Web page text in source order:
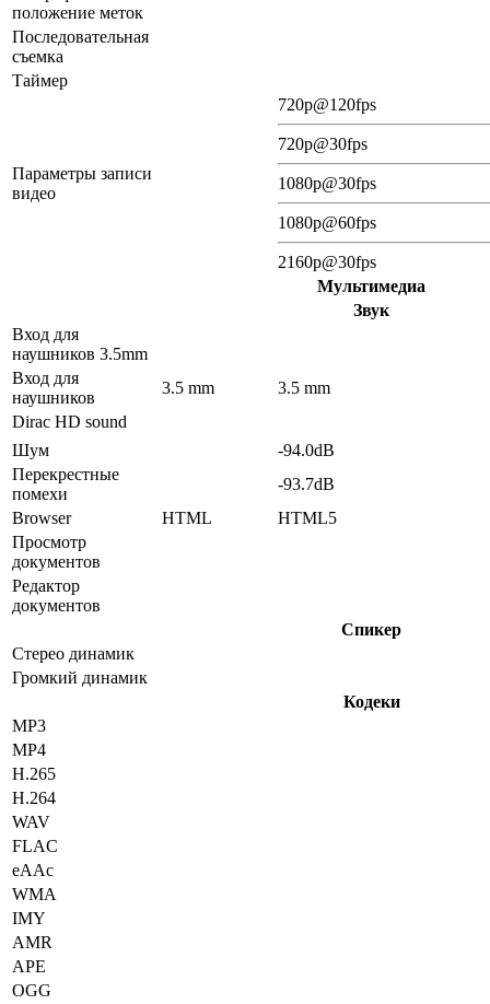
положение меток
Последовательная
съемка
Таймер
Параметры записи
видео
720p@120fps
720p@30fps
1080p@30fps
1080p@60fps
2160p@30fps
Мультимедиа
Звук
Вход для
наушников 3.5mm
Вход для
наушников
3.5 mm
3.5 mm
Dirac HD sound
Шум
-94.0dB
Перекрестные
помехи
-93.7dB
Browser
HTML
HTML5
Просмотр
документов
Редактор
документов
Спикер
Стерео динамик
Громкий динамик
Кодеки
MP3
MP4
H.265
H.264
WAV
FLAC
eAAc
WMA
IMY
AMR
APE
OGG